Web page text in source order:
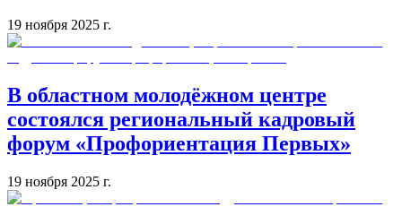
19 ноября 2025 г.
В областном молодёжном центре
состоялся региональный кадровый
форум «Профориентация Первых»
19 ноября 2025 г.